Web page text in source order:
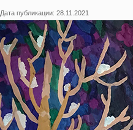
Дата публикации: 28.11.2021